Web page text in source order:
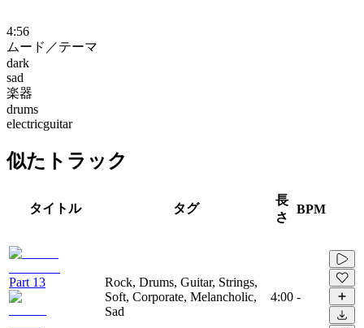
4:56
ムード／テーマ
dark
sad
楽器
drums
electricguitar
似たトラック
タイトル タグ
長
さ
BPM
Part 13
Rock, Drums, Guitar, Strings,
Soft, Corporate, Melancholic,
Sad
4:00 -